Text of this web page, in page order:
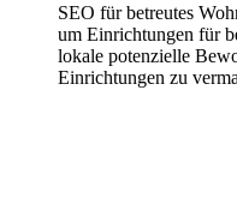
SEO für betreutes
um Einrichtungen für
lokale potenzielle
Einrichtungen zu